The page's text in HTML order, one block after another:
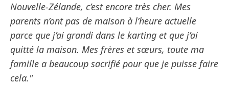
Nouvelle-Zélande, c’est encore très cher. Mes
parents n’ont pas de maison à l’heure actuelle
parce que j’ai grandi dans le karting et que j’ai
quitté la maison. Mes frères et sœurs, toute ma
famille a beaucoup sacrifié pour que je puisse faire
cela."